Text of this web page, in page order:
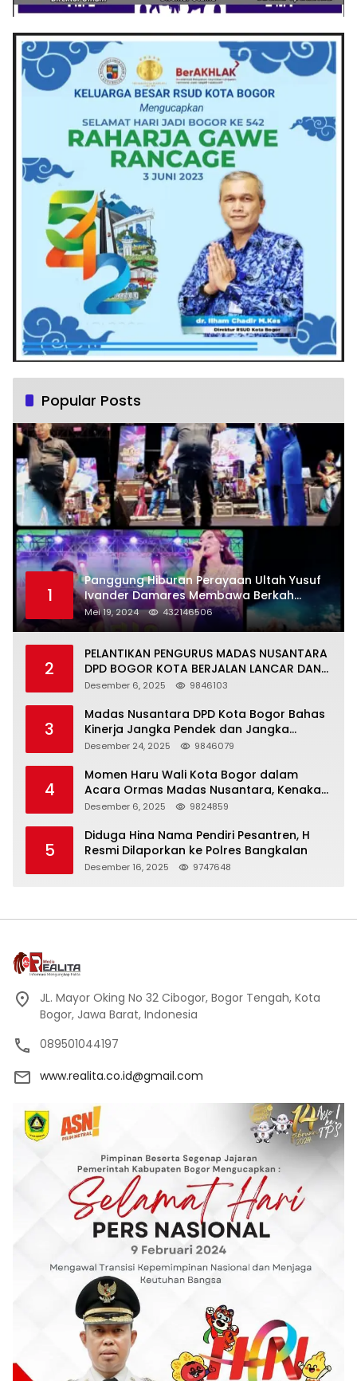
Popular Posts
1
Panggung Hiburan Perayaan Ultah Yusuf
Ivander Damares Membawa Berkah
Warga Kejapanan
Mei 19, 2024 432146506
2
PELANTIKAN PENGURUS MADAS NUSANTARA
DPD BOGOR KOTA BERJALAN LANCAR DAN
KHIDMAT
Desember 6, 2025 9846103
3
Madas Nusantara DPD Kota Bogor Bahas
Kinerja Jangka Pendek dan Jangka
Panjang
Desember 24, 2025 9846079
4
Momen Haru Wali Kota Bogor dalam
Acara Ormas Madas Nusantara, Kenakan
Peci Hitam Tinggi sebagai Simbol
Desember 6, 2025 9824859
5
Diduga Hina Nama Pendiri Pesantren, H
Resmi Dilaporkan ke Polres Bangkalan
Desember 16, 2025 9747648
JL. Mayor Oking No 32 Cibogor, Bogor Tengah, Kota
Bogor, Jawa Barat, Indonesia
089501044197
www.realita.co.id@gmail.com